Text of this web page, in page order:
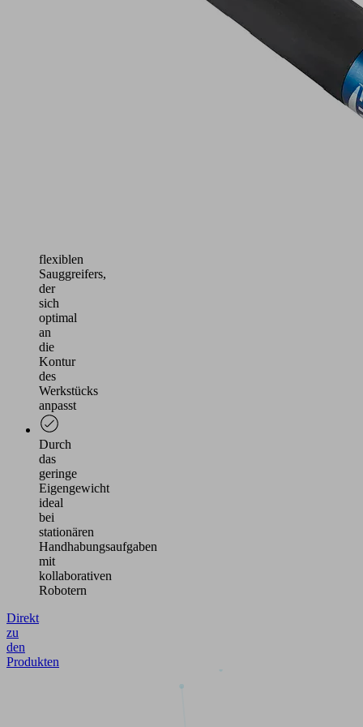
flexiblen
Sauggreifers,
der
sich
optimal
an
die
Kontur
des
Werkstücks
anpasst
Durch
das
geringe
Eigengewicht
ideal
bei
stationären
Handhabungsaufgaben
mit
kollaborativen
Robotern
Direkt
zu
den
Produkten